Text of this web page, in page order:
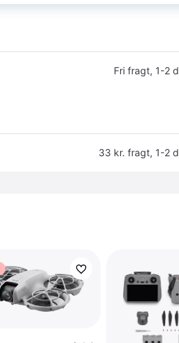
Fri fragt, 1-2
33 kr. fragt, 1-2